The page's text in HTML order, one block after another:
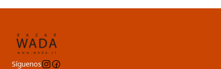
Síguenos